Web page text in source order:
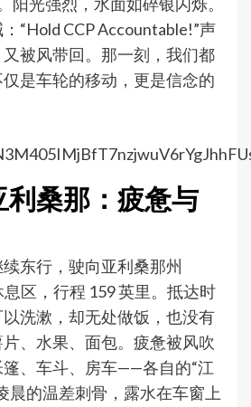
“Hold CCP Accountable!”声
被风带回。那一刻，我们都
是车轮的移动，更是信念的
利桑那：疲惫与
东行，驶向亚利桑那州
息区，行程 159 英里。抵达时
洗漱，却无处做饭，也没有
、水果、面包。疲惫被风吹
、车斗、房车——各自的“江
晨的温差刺骨，露水在车窗上